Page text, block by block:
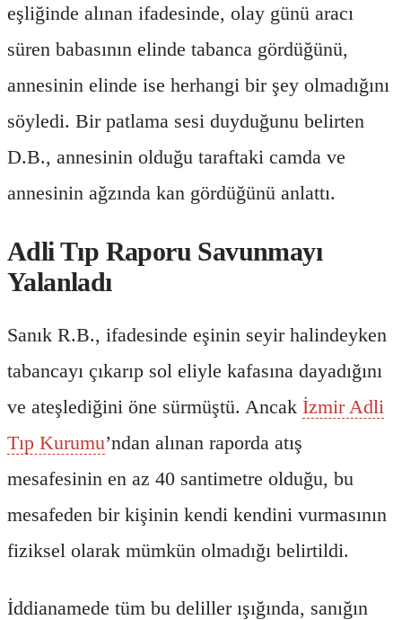
eşliğinde alınan ifadesinde, olay günü aracı
süren babasının elinde tabanca gördüğünü,
annesinin elinde ise herhangi bir şey olmadığını
söyledi. Bir patlama sesi duyduğunu belirten
D.B., annesinin olduğu taraftaki camda ve
annesinin ağzında kan gördüğünü anlattı.
Adli Tıp Raporu Savunmayı
Yalanladı
Sanık R.B., ifadesinde eşinin seyir halindeyken
tabancayı çıkarıp sol eliyle kafasına dayadığını
ve ateşlediğini öne sürmüştü. Ancak İzmir Adli
Tıp Kurumu’ndan alınan raporda atış
mesafesinin en az 40 santimetre olduğu, bu
mesafeden bir kişinin kendi kendini vurmasının
fiziksel olarak mümkün olmadığı belirtildi.
İddianamede tüm bu deliller ışığında, sanığın